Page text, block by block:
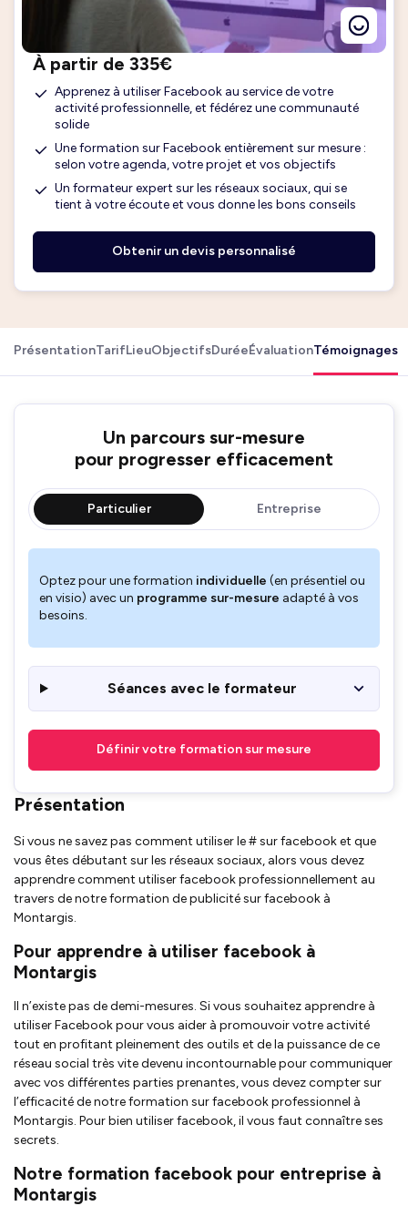
À partir de 335€
Apprenez à utiliser Facebook au service de votre
activité professionnelle, et fédérez une communauté
solide
Une formation sur Facebook entièrement sur mesure :
selon votre agenda, votre projet et vos objectifs
Un formateur expert sur les réseaux sociaux, qui se
tient à votre écoute et vous donne les bons conseils
Obtenir un devis personnalisé
PrésentationTarifLieuObjectifsDuréeÉvaluationTémoignages
Un parcours sur-mesure
pour progresser efficacement
Particulier Entreprise
Optez pour une formation individuelle (en présentiel ou
en visio) avec un programme sur-mesure adapté à vos
besoins.
Séances avec le formateur
Définir votre formation sur mesure
Présentation
Si vous ne savez pas comment utiliser le # sur facebook et que
vous êtes débutant sur les réseaux sociaux, alors vous devez
apprendre comment utiliser facebook professionnellement au
travers de notre formation de publicité sur facebook à
Montargis.
Pour apprendre à utiliser facebook à
Montargis
Il n’existe pas de demi-mesures. Si vous souhaitez apprendre à
utiliser Facebook pour vous aider à promouvoir votre activité
tout en profitant pleinement des outils et de la puissance de ce
réseau social très vite devenu incontournable pour communiquer
avec vos différentes parties prenantes, vous devez compter sur
l’efficacité de notre formation sur facebook professionnel à
Montargis. Pour bien utiliser facebook, il vous faut connaître ses
secrets.
Notre formation facebook pour entreprise à
Montargis